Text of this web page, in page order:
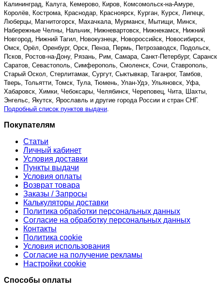
Калининград, Калуга, Кемерово, Киров, Комсомольск-на-Амуре,
Королёв, Кострома, Краснодар, Красноярск, Курган, Курск, Липецк,
Люберцы, Магнитогорск, Махачкала, Мурманск, Мытищи, Минск,
Набережные Челны, Нальчик, Нижневартовск, Нижнекамск, Нижний
Новгород, Нижний Тагил, Новокузнецк, Новороссийск, Новосибирск,
Омск, Орёл, Оренбург, Орск, Пенза, Пермь, Петрозаводск, Подольск,
Псков, Ростов-на-Дону, Рязань, Рим, Самара, Санкт-Петербург,
Саратов, Севастополь, Симферополь, Смоленск, Сочи, Ставрополь,
Старый Оскол, Стерлитамак, Сургут, Сыктывкар, Таганрог, Тамбов,
Тверь, Тольятти, Томск, Тула, Тюмень, Улан-Удэ, Ульяновск, Уфа,
Хабаровск, Химки, Чебоксары, Челябинск, Череповец, Чита, Шахты,
Энгельс, Якутск, Ярославль и другие города России и стран СНГ.
Подробный список пунктов выдачи.
Покупателям
Статьи
Личный кабинет
Условия доставки
Пункты выдачи
Условия оплаты
Возврат товара
Заказы / Запросы
Калькуляторы доставки
Политика обработки персональных данных
Согласие на обработку персональных данных
Контакты
Политика cookie
Условия использования
Согласие на получение рекламы
Настройки cookie
Способы оплаты